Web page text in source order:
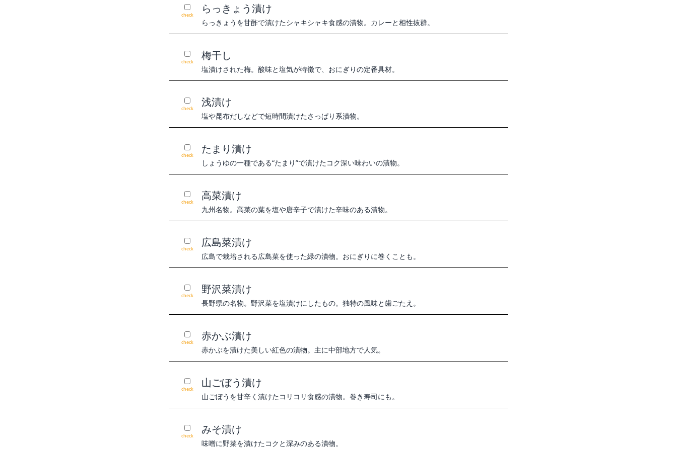
check らっきょう漬け
らっきょうを甘酢で漬けたシャキシャキ食感の漬物。カレーと相性抜群。
check 梅干し
塩漬けされた梅。酸味と塩気が特徴で、おにぎりの定番具材。
check 浅漬け
塩や昆布だしなどで短時間漬けたさっぱり系漬物。
check たまり漬け
しょうゆの一種である“たまり”で漬けたコク深い味わいの漬物。
check 高菜漬け
九州名物。高菜の葉を塩や唐辛子で漬けた辛味のある漬物。
check 広島菜漬け
広島で栽培される広島菜を使った緑の漬物。おにぎりに巻くことも。
check 野沢菜漬け
長野県の名物。野沢菜を塩漬けにしたもの。独特の風味と歯ごたえ。
check 赤かぶ漬け
赤かぶを漬けた美しい紅色の漬物。主に中部地方で人気。
check 山ごぼう漬け
山ごぼうを甘辛く漬けたコリコリ食感の漬物。巻き寿司にも。
check みそ漬け
味噌に野菜を漬けたコクと深みのある漬物。